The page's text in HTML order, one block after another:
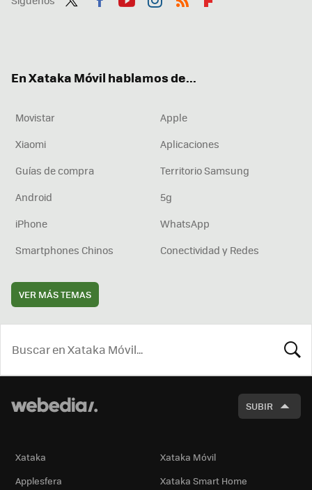
En Xataka Móvil hablamos de...
Movistar
Apple
Xiaomi
Aplicaciones
Guías de compra
Territorio Samsung
Android
5g
iPhone
WhatsApp
Smartphones Chinos
Conectividad y Redes
VER MÁS TEMAS
SUBIR
Xataka
Xataka Móvil
Applesfera
Xataka Smart Home